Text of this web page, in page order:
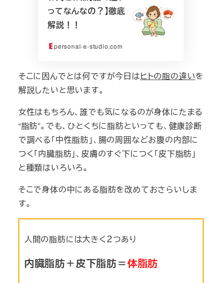
ってなんなの？】徹底
解説！！
personal-e-studio.com
そこに因んでとは何ですが今日はヒトの脂の違いを
解説したいと思います。
女性はもちろん、誰でも気になるのが身体にたまる
“脂肪”。でも、ひとくちに脂肪といっても、健康診断
で調べる「中性脂肪」、腸の周囲などお腹の内部に
つく「内臓脂肪」、皮膚のすぐ下につく「皮下脂肪」
と種類はいろいろ。
そこで身体の中にある脂肪を改めておさらいしま
す。
人間の脂肪には大きく２つあり
内臓脂肪＋皮下脂肪＝体脂肪